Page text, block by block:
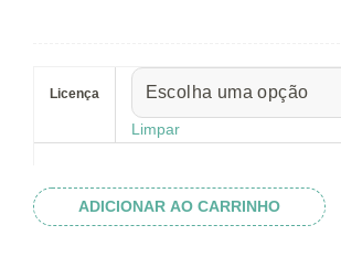
através
R$ 32.82
Licença
Limpar
Line
ADICIONAR AO CARRINHO